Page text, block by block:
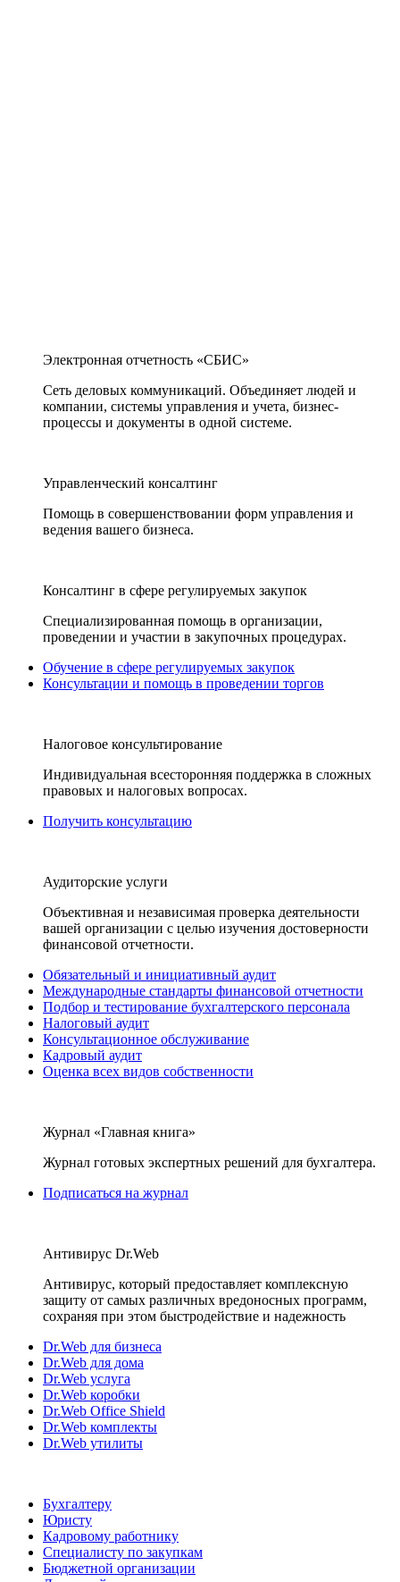
Электронная отчетность «СБИС»
Сеть деловых коммуникаций. Объединяет людей и
компании, системы управления и учета, бизнес-
процессы и документы в одной системе.
Управленческий консалтинг
Помощь в совершенствовании форм управления и
ведения вашего бизнеса.
Консалтинг в сфере регулируемых закупок
Специализированная помощь в организации,
проведении и участии в закупочных процедурах.
Обучение в сфере регулируемых закупок
Консультации и помощь в проведении торгов
Налоговое консультирование
Индивидуальная всесторонняя поддержка в сложных
правовых и налоговых вопросах.
Получить консультацию
Аудиторские услуги
Объективная и независимая проверка деятельности
вашей организации с целью изучения достоверности
финансовой отчетности.
Обязательный и инициативный аудит
Международные стандарты финансовой отчетности
Подбор и тестирование бухгалтерского персонала
Налоговый аудит
Консультационное обслуживание
Кадровый аудит
Оценка всех видов собственности
Журнал «Главная книга»
Журнал готовых экспертных решений для бухгалтера.
Подписаться на журнал
Антивирус Dr.Web
Антивирус, который предоставляет комплексную
защиту от самых различных вредоносных программ,
сохраняя при этом быстродействие и надежность
Dr.Web для бизнеса
Dr.Web для дома
Dr.Web услуга
Dr.Web коробки
Dr.Web Office Shield
Dr.Web комплекты
Dr.Web утилиты
Бухгалтеру
Юристу
Кадровому работнику
Специалисту по закупкам
Бюджетной организации